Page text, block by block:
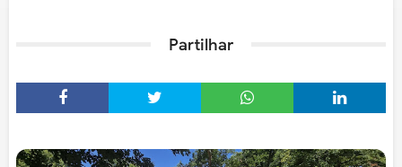
Partilhar